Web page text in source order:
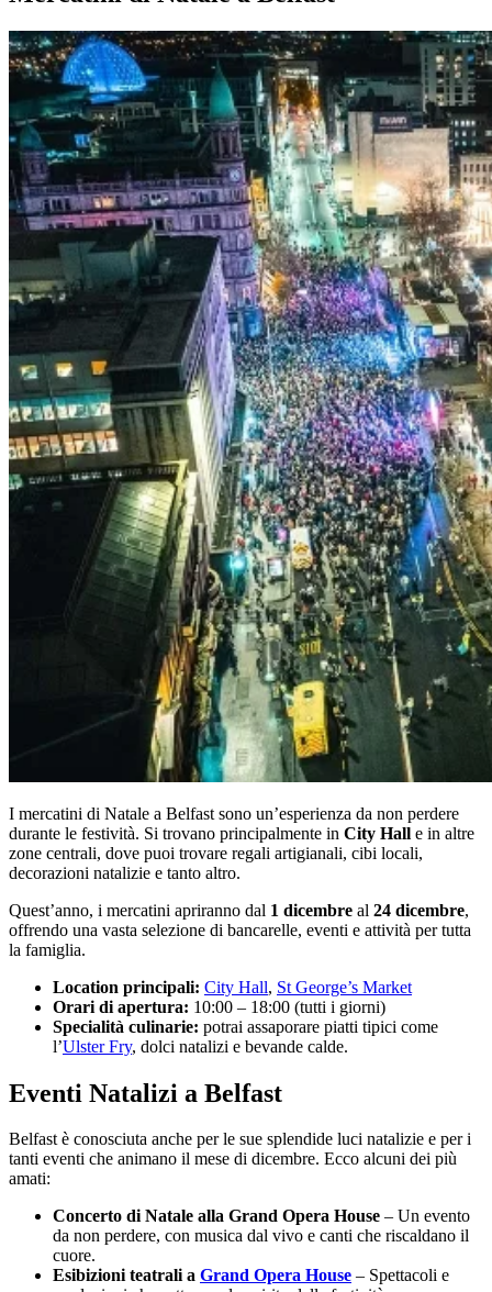
I mercatini di Natale a Belfast sono un’esperienza da non perdere
durante le festività. Si trovano principalmente in City Hall e in altre
zone centrali, dove puoi trovare regali artigianali, cibi locali,
decorazioni natalizie e tanto altro.
Quest’anno, i mercatini apriranno dal 1 dicembre al 24 dicembre,
offrendo una vasta selezione di bancarelle, eventi e attività per tutta
la famiglia.
Location principali: City Hall, St George’s Market
Orari di apertura: 10:00 – 18:00 (tutti i giorni)
Specialità culinarie: potrai assaporare piatti tipici come
l’Ulster Fry, dolci natalizi e bevande calde.
Eventi Natalizi a Belfast
Belfast è conosciuta anche per le sue splendide luci natalizie e per i
tanti eventi che animano il mese di dicembre. Ecco alcuni dei più
amati:
Concerto di Natale alla Grand Opera House – Un evento
da non perdere, con musica dal vivo e canti che riscaldano il
cuore.
Esibizioni teatrali a Grand Opera House – Spettacoli e